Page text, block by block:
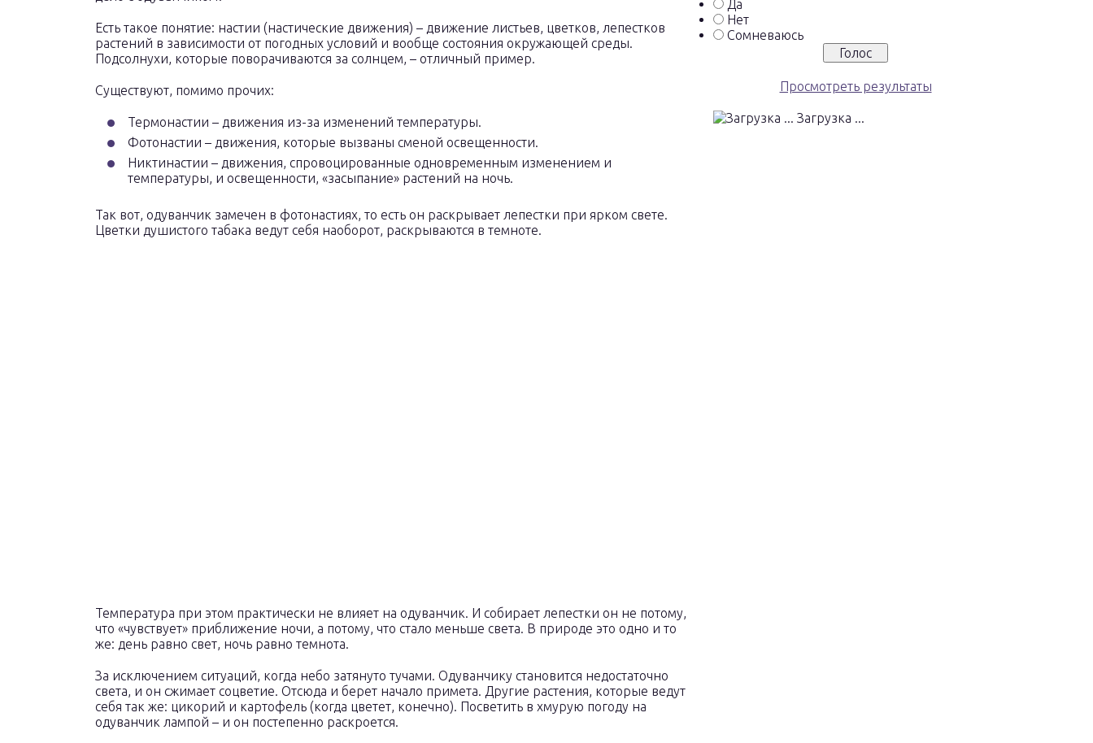
Есть такое понятие: настии (настические движения) – движение листьев, цветков, лепестков
растений в зависимости от погодных условий и вообще состояния окружающей среды.
Подсолнухи, которые поворачиваются за солнцем, – отличный пример.
Существуют, помимо прочих:
Термонастии – движения из-за изменений температуры.
Фотонастии – движения, которые вызваны сменой освещенности.
Никтинастии – движения, спровоцированные одновременным изменением и
температуры, и освещенности, «засыпание» растений на ночь.
Так вот, одуванчик замечен в фотонастиях, то есть он раскрывает лепестки при ярком свете.
Цветки душистого табака ведут себя наоборот, раскрываются в темноте.
Температура при этом практически не влияет на одуванчик. И собирает лепестки он не потому,
что «чувствует» приближение ночи, а потому, что стало меньше света. В природе это одно и то
же: день равно свет, ночь равно темнота.
За исключением ситуаций, когда небо затянуто тучами. Одуванчику становится недостаточно
света, и он сжимает соцветие. Отсюда и берет начало примета. Другие растения, которые ведут
себя так же: цикорий и картофель (когда цветет, конечно). Посветить в хмурую погоду на
одуванчик лампой – и он постепенно раскроется.
Да
Нет
Сомневаюсь
Просмотреть результаты
Загрузка ...